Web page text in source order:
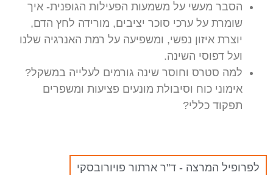
הסבר מעשי על משמעות הפעילות הגופנית- איך
שומרת על ערכי סוכר יציבים, מורידה לחץ הדם,
יוצרת איזון נפשי, ומשפיעה על רמת האנרגיה שלנו
ועל דפוסי השינה.
למה סטרס וחוסר שינה גורמים לעלייה במשקל?
אימוני כוח וסיבולת מונעים פציעות ומשפרים
תפקוד כללי?
לפרופיל המרצה - ד"ר ארתור פויורובסקי